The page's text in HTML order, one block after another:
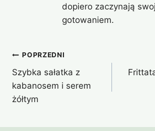
dopiero zaczynają
gotowaniem.
Nawigacja
wpisu
POPRZEDNI
Szybka sałatka z
kabanosem i serem
żółtym